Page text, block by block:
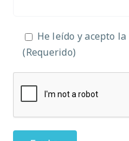
He leído y acepto la
(Requerido)